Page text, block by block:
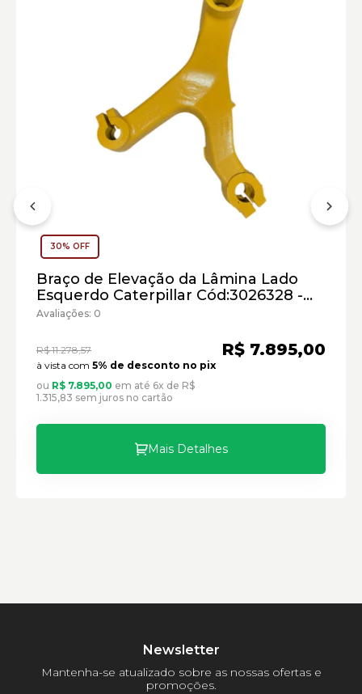
Marca:
30% OFF
Braço de Elevação da Lâmina Lado
Esquerdo Caterpillar Cód:3026328 -
Seminovo
Avaliações: 0
R$ 11.278,57 R$ 7.895,00
à vista com 5% de desconto no pix
ou R$ 7.895,00 em até 6x de R$
1.315,83 sem juros no cartão
Mais Detalhes
Newsletter
Mantenha-se atualizado sobre as nossas ofertas e
promoções.